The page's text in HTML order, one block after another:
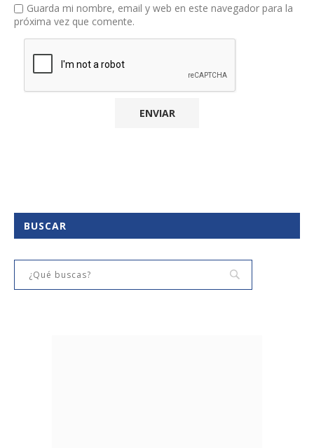
Guarda mi nombre, email y web en este navegador para la
próxima vez que comente.
BUSCAR